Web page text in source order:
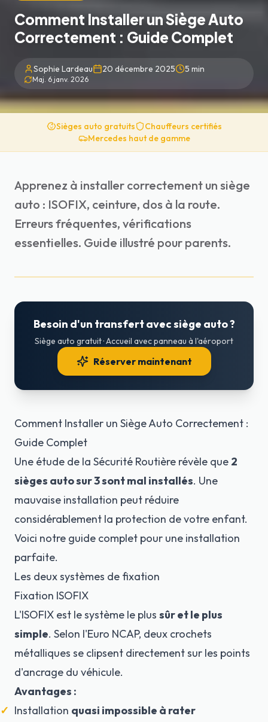
Comment Installer un Siège Auto
Correctement : Guide Complet
Sophie Lardeau 20 décembre 2025 5 min
Maj. 6 janv. 2026
Sièges auto gratuits
Chauffeurs certifiés
Mercedes haut de gamme
Apprenez à installer correctement un siège
auto : ISOFIX, ceinture, dos à la route.
Erreurs fréquentes, vérifications
essentielles. Guide illustré pour parents.
Besoin d'un transfert avec siège auto ?
Siège auto gratuit · Accueil avec panneau à l'aéroport
Réserver maintenant
Comment Installer un Siège Auto Correctement :
Guide Complet
Une étude de la Sécurité Routière révèle que 2
sièges auto sur 3 sont mal installés. Une
mauvaise installation peut réduire
considérablement la protection de votre enfant.
Voici notre guide complet pour une installation
parfaite.
Les deux systèmes de fixation
Fixation ISOFIX
L'ISOFIX est le système le plus sûr et le plus
simple. Selon l'Euro NCAP, deux crochets
métalliques se clipsent directement sur les points
d'ancrage du véhicule.
Avantages :
Installation quasi impossible à rater